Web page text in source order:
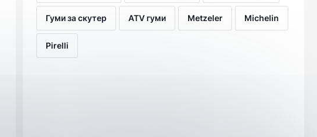
Гуми за скутер ATV гуми Metzeler Michelin
Pirelli